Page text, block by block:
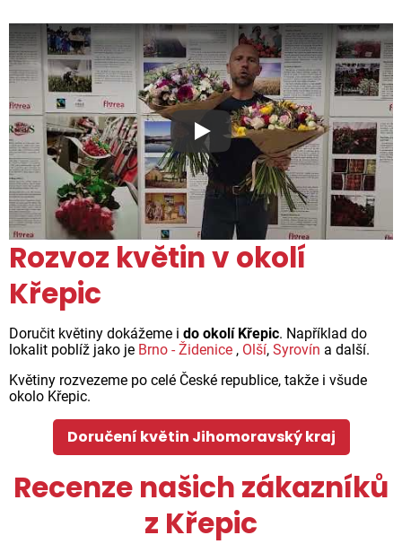
Proč jsou květiny z Florea
Rozvoz květin v okolí
Křepic
Doručit květiny dokážeme i do okolí Křepic. Například do
lokalit poblíž jako je Brno - Židenice , Olší, Syrovín a další.
Květiny rozvezeme po celé České republice, takže i všude
okolo Křepic.
Doručení květin Jihomoravský kraj
Recenze našich zákazníků
z Křepic